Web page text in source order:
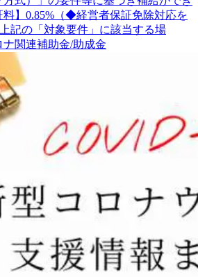
料】0.85%（◆経営者保証免除対応を
記の「対象要件」に該当する場
ナ関連補助金/助成金